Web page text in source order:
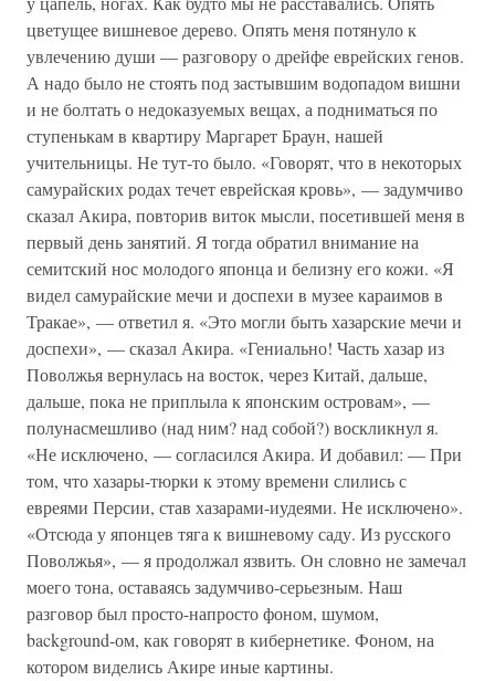
цветущее вишневое дерево. Опять меня потянуло к
увлечению души — разговору о дрейфе еврейских генов.
А надо было не стоять под застывшим водопадом вишни
и не болтать о недоказуемых вещах, а подниматься по
ступенькам в квартиру Маргарет Браун, нашей
учительницы. Не тут-то было. «Говорят, что в некоторых
самурайских родах течет еврейская кровь», — задумчиво
сказал Акира, повторив виток мысли, посетившей меня в
первый день занятий. Я тогда обратил внимание на
семитский нос молодого японца и белизну его кожи. «Я
видел самурайские мечи и доспехи в музее караимов в
Тракае», — ответил я. «Это могли быть хазарские мечи и
доспехи», — сказал Акира. «Гениально! Часть хазар из
Поволжья вернулась на восток, через Китай, дальше,
дальше, пока не приплыла к японским островам», —
полунасмешливо (над ним? над собой?) воскликнул я.
«Не исключено, — согласился Акира. И добавил: — При
том, что хазары-тюрки к этому времени слились с
евреями Персии, став хазарами-иудеями. Не исключено».
«Отсюда у японцев тяга к вишневому саду. Из русского
Поволжья», — я продолжал язвить. Он словно не замечал
моего тона, оставаясь задумчиво-серьезным. Наш
разговор был просто-напросто фоном, шумом,
background-ом, как говорят в кибернетике. Фоном, на
котором виделись Акире иные картины.